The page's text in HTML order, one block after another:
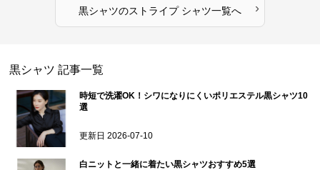
黒シャツのストライプ シャツ一覧へ ›
黒シャツ 記事一覧
時短で洗濯OK！シワになりにくいポリエステル黒シャツ10
選
更新日2026-07-10
白ニットと一緒に着たい黒シャツおすすめ5選